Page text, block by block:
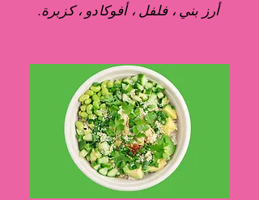
أرز بني ، فلفل ، أفوكادو ، كزبرة.